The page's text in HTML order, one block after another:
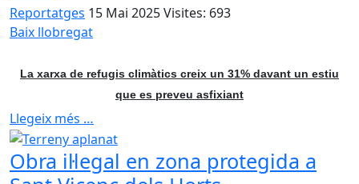
Reportatges 15 Mai 2025Visites: 693
Baix llobregat
La xarxa de refugis climàtics creix un 31% davant un estiu
que es preveu asfixiant
Llegeix més …
Obra il·legal en zona protegida a